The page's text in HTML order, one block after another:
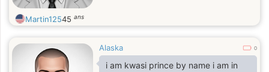
Martin12545 ans
Alaska 0
i am kwasi prince by name i am in